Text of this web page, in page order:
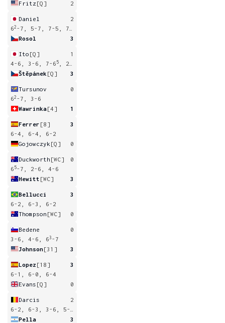
Fritz [Q] 2
Daniel
2
62 -7, 5-7, 7-5, 7-6
Rosol
3
Ito [Q]
1
4-6, 3-6, 7-6 5
, 2-6
Štěpánek [Q] 3
Tursunov
0
62 -7, 3-6
Wawrinka[4] 1
Ferrer [8]
3
6-4, 6-4, 6-2
Gojowczyk [Q] 0
Duckworth [WC]
0
6 5-7, 2-6, 4-6
Hewitt [WC] 3
Bellucci
3
6-2, 6-3, 6-2
Thompson [WC] 0
Bedene
0
3-6, 4-6, 63 -7
Johnson[31] 3
Lopez [18]
3
6-1, 6-0, 6-4
Evans [Q] 0
Darcis
2
Pella
3